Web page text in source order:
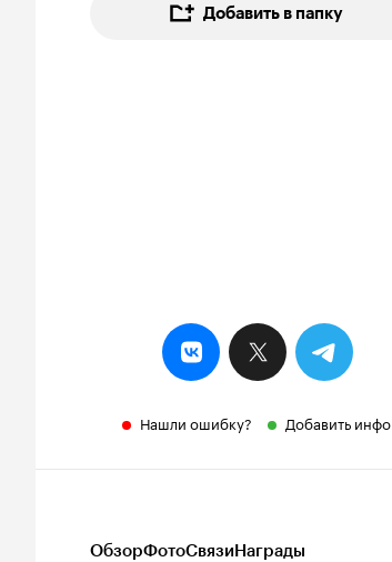
Добавить в папку
Нашли ошибку? Добавить инфо
ОбзорФотоСвязиНаграды